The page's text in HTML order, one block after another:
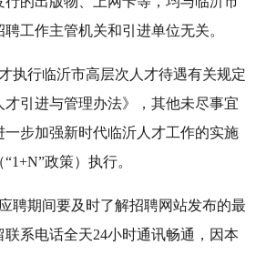
工作主管机关和引进单位无关。
执行临沂市高层次人才待遇有关规定
引进与管理办法》，其他未尽事宜
一步加强新时代临沂人才工作的实施
政策）执行。
聘期间要及时了解招聘网站发布的最
系电话全天24小时通讯畅通，因本